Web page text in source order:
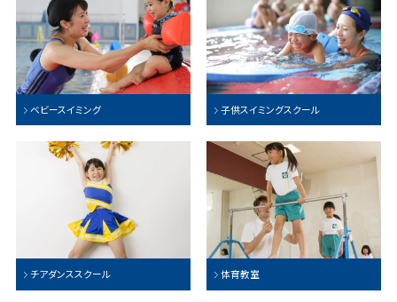
ベビースイミング 子供スイミングスクール
チアダンススクール 体育教室